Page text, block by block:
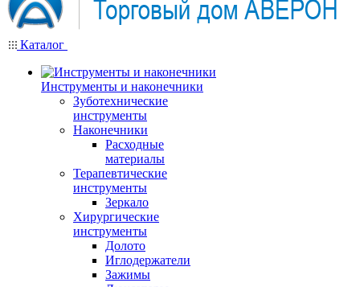
Каталог
Инструменты и наконечники
Зуботехнические
инструменты
Наконечники
Расходные
материалы
Терапевтические
инструменты
Зеркало
Хирургические
инструменты
Долото
Иглодержатели
Зажимы